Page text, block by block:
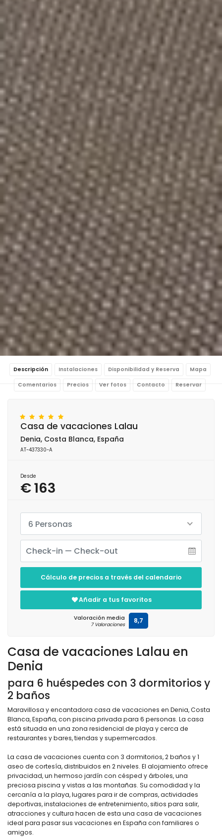
Descripción Instalaciones Disponibilidad y Reserva Mapa
Comentarios Precios Ver fotos Contacto Reservar
Casa de vacaciones Lalau en
Denia
para 6 huéspedes con 3 dormitorios y
2 baños
Maravillosa y encantadora casa de vacaciones en Denia, Costa
Blanca, España, con piscina privada para 6 personas. La casa
está situada en una zona residencial de playa y cerca de
restaurantes y bares, tiendas y supermercados.
La casa de vacaciones cuenta con 3 dormitorios, 2 baños y 1
aseo de cortesía, distribuidos en 2 niveles. El alojamiento ofrece
privacidad, un hermoso jardín con césped y árboles, una
preciosa piscina y vistas a las montañas. Su comodidad y la
cercanía a la playa, lugares para ir de compras, actividades
deportivas, instalaciones de entretenimiento, sitios para salir,
atracciones y cultura hacen de esta una casa de vacaciones
ideal para pasar sus vacaciones en España con familiares o
amigos.
Casa de vacaciones Lalau
Denia, Costa Blanca, España
AT-437330-A
Desde
€ 163
6 Personas
Cálculo de precios a través del calendario
Añadir a tus favoritos
Valoración media
7 Valoraciones 8,7